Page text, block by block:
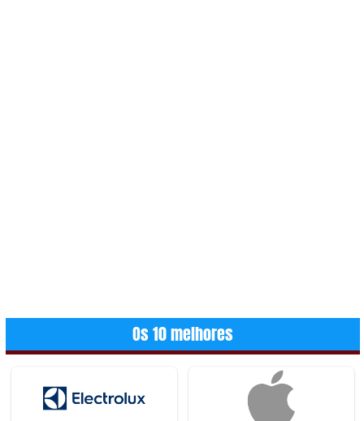
Os 10 melhores